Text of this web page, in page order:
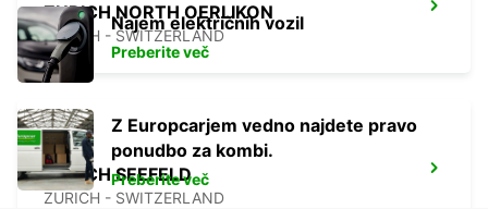
ZURICH NORTH OERLIKON
ZURICH - SWITZERLAND
ZURICH SEEFELD
ZURICH - SWITZERLAND
Najem električnih vozil
Preberite več
Z Europcarjem vedno najdete pravo
ponudbo za kombi.
Preberite več